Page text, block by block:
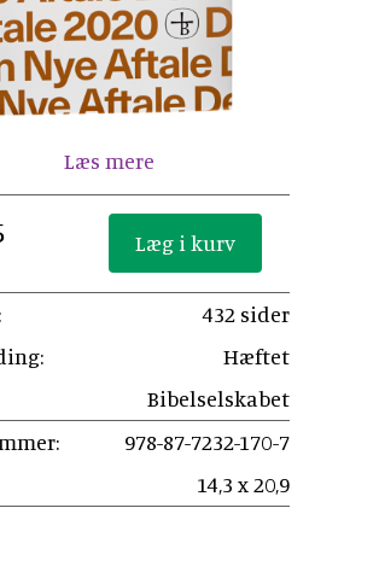
Læs mere
432 sider
Hæftet
Bibelselskabet
978-87-7232-170-7
14,3 x 20,9